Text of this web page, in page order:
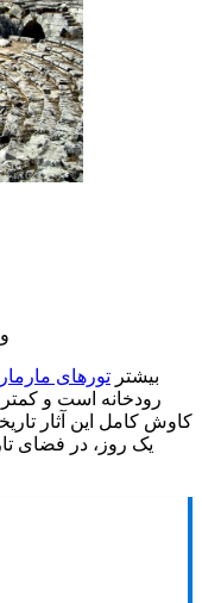
بیشتر تورهای
رودخانه است و کمتر
کاوش کامل این آثار
یک روز، در فضای